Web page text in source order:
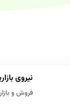
نیروی
فروش و